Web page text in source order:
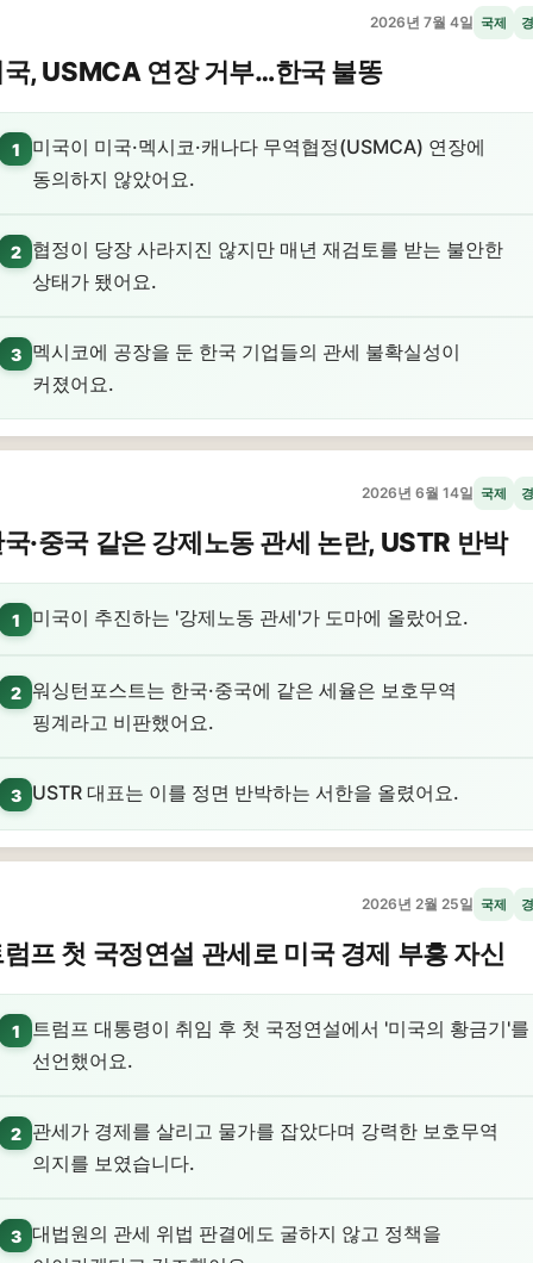
2026년 7월 4일 국제
, USMCA 연장 거부…한국 불똥
1
미국이 미국·멕시코·캐나다 무역협정(USMCA) 연장에
동의하지 않았어요.
2
협정이 당장 사라지진 않지만 매년 재검토를 받는 불안한
상태가 됐어요.
3
멕시코에 공장을 둔 한국 기업들의 관세 불확실성이
커졌어요.
2026년 6월 14일 국제
·중국 같은 강제노동 관세 논란, USTR 반박
1 미국이 추진하는 '강제노동 관세'가 도마에 올랐어요.
2 워싱턴포스트는 한국·중국에 같은 세율은 보호무역
핑계라고 비판했어요.
3 USTR 대표는 이를 정면 반박하는 서한을 올렸어요.
2026년 2월 25일 국제
프 첫 국정연설 관세로 미국 경제 부흥 자신
1
트럼프 대통령이 취임 후 첫 국정연설에서 '미국의 황금기'를
선언했어요.
2
관세가 경제를 살리고 물가를 잡았다며 강력한 보호무역
의지를 보였습니다.
3 대법원의 관세 위법 판결에도 굴하지 않고 정책을